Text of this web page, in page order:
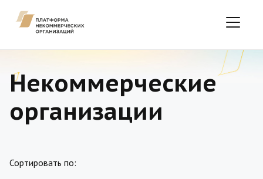
Некоммерческие
организации
Сортировать по: